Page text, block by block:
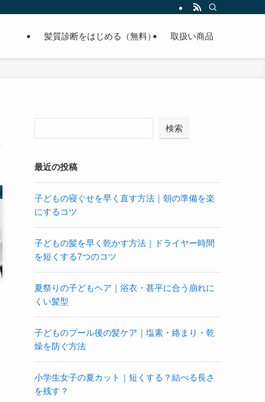
髪質診断をはじめる（無料） 取扱い商品
検索
最近の投稿
子どもの寝ぐせを早く直す方法｜朝の準備を楽
にするコツ
子どもの髪を早く乾かす方法｜ドライヤー時間
を短くする7つのコツ
夏祭りの子どもヘア｜浴衣・甚平に合う崩れに
くい髪型
子どものプール後の髪ケア｜塩素・絡まり・乾
燥を防ぐ方法
小学生女子の夏カット｜短くする？結べる長さ
を残す？